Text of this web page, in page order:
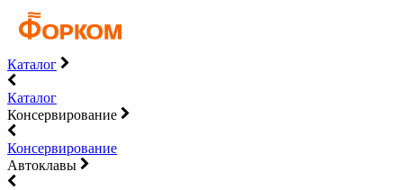
Каталог
Каталог
Консервирование
Консервирование
Автоклавы